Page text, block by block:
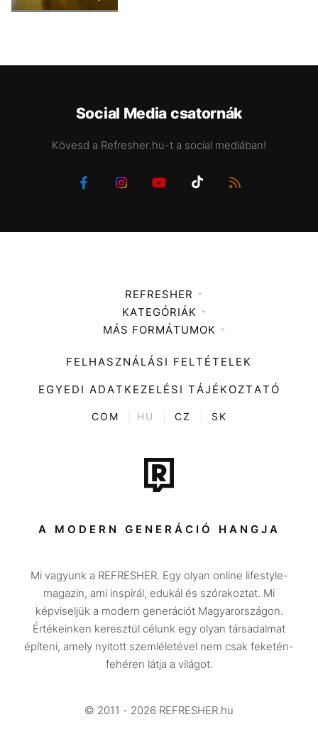
Social Media csatornák
Kövesd a Refresher.hu-t a social mediában!
REFRESHER
Médiaajánlat
KATEGÓRIÁK
Zene
Divat
Kultúra
ENTR
Tech-Tudomány
Sport
Társadalom
Utazás
Életmód
Design
Beszélgetések
Videó
MÁS FORMÁTUMOK
FELHASZNÁLÁSI FELTÉTELEK
EGYEDI ADATKEZELÉSI TÁJÉKOZTATÓ
COM HU CZ SK
A MODERN GENERÁCIÓ HANGJA
Mi vagyunk a REFRESHER. Egy olyan online lifestyle-
magazin, ami inspirál, edukál és szórakoztat. Mi
képviseljük a modern generációt Magyarországon.
Értékeinken keresztül célunk egy olyan társadalmat
építeni, amely nyitott szemléletével nem csak feketén-
fehéren látja a világot.
© 2011 - 2026 REFRESHER.hu